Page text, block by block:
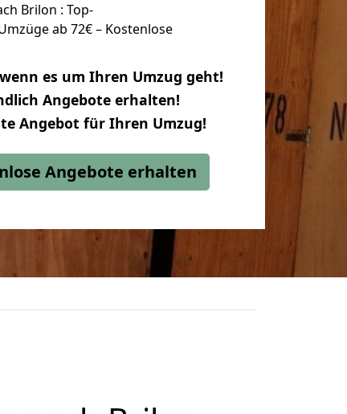
Brilon : Top-
ab 72€ – Kostenlose
es um Ihren Umzug geht!
Angebote erhalten!
Angebot für Ihren Umzug!
Angebote erhalten